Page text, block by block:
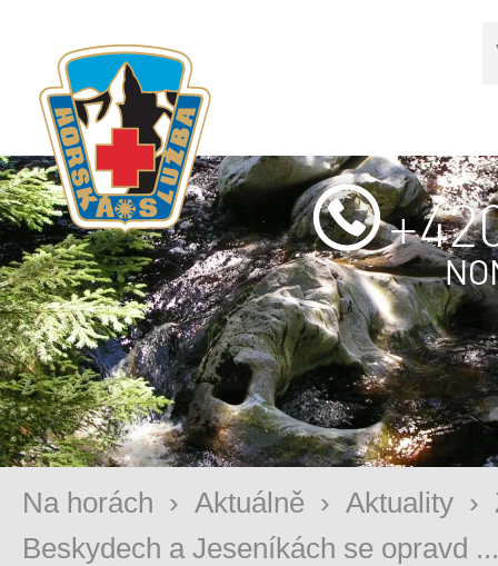
Na horách › Aktuálně › Aktuality ›
Beskydech a Jeseníkách se opravd ...